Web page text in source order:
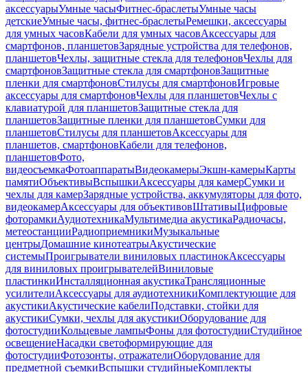
аксессуарыУмные часыФитнес-браслетыУмные часы
детскиеУмные часы, фитнес-браслетыРемешки, аксессуары
для умных часовКабели для умных часовАксессуары для
смартфонов, планшетовЗарядные устройства для телефонов,
планшетовЧехлы, защитные стекла для телефоновЧехлы для
смартфоновЗащитные стекла для смартфоновЗащитные
пленки для смартфоновСтилусы для смартфоновИгровые
аксессуары для смартфоновЧехлы для планшетовЧехлы с
клавиатурой для планшетовЗащитные стекла для
планшетовЗащитные пленки для планшетовСумки для
планшетовСтилусы для планшетовАксессуары для
планшетов, смартфоновКабели для телефонов,
планшетовФото,
видеосъемкаФотоаппаратыВидеокамерыЭкшн-камерыКарты
памятиОбъективыВспышкиАксессуары для камерСумки и
чехлы для камерЗарядные устройства, аккумуляторы для фото,
видеокамерАксессуары для объективовШтативыЦифровые
фоторамкиАудиотехникаМультимедиа акустикаРадиочасы,
метеостанцииРадиоприемникиМузыкальные
центрыДомашние кинотеатрыАкустические
системыПроигрыватели виниловых пластинокАксессуары
для виниловых проигрывателейВиниловые
пластинкиИнсталляционная акустикаТрансляционные
усилителиАксессуары для аудиотехникиКомплектующие для
акустикиАкустические кабелиПодставки, стойки для
акустикиСумки, чехлы для акустикиОборудование для
фотостудииКольцевые лампыФоны для фотостудииСтудийное
освещениеНасадки светоформирующие для
фотостудииФотозонты, отражателиОборудование для
предметной съемкиВспышки студийныеКомплекты